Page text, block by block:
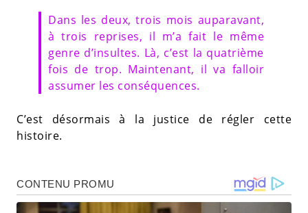
Dans les deux, trois mois auparavant,
à trois reprises, il m’a fait le même
genre d’insultes. Là, c’est la quatrième
fois de trop. Maintenant, il va falloir
assumer les conséquences.
C’est désormais à la justice de régler cette
histoire.